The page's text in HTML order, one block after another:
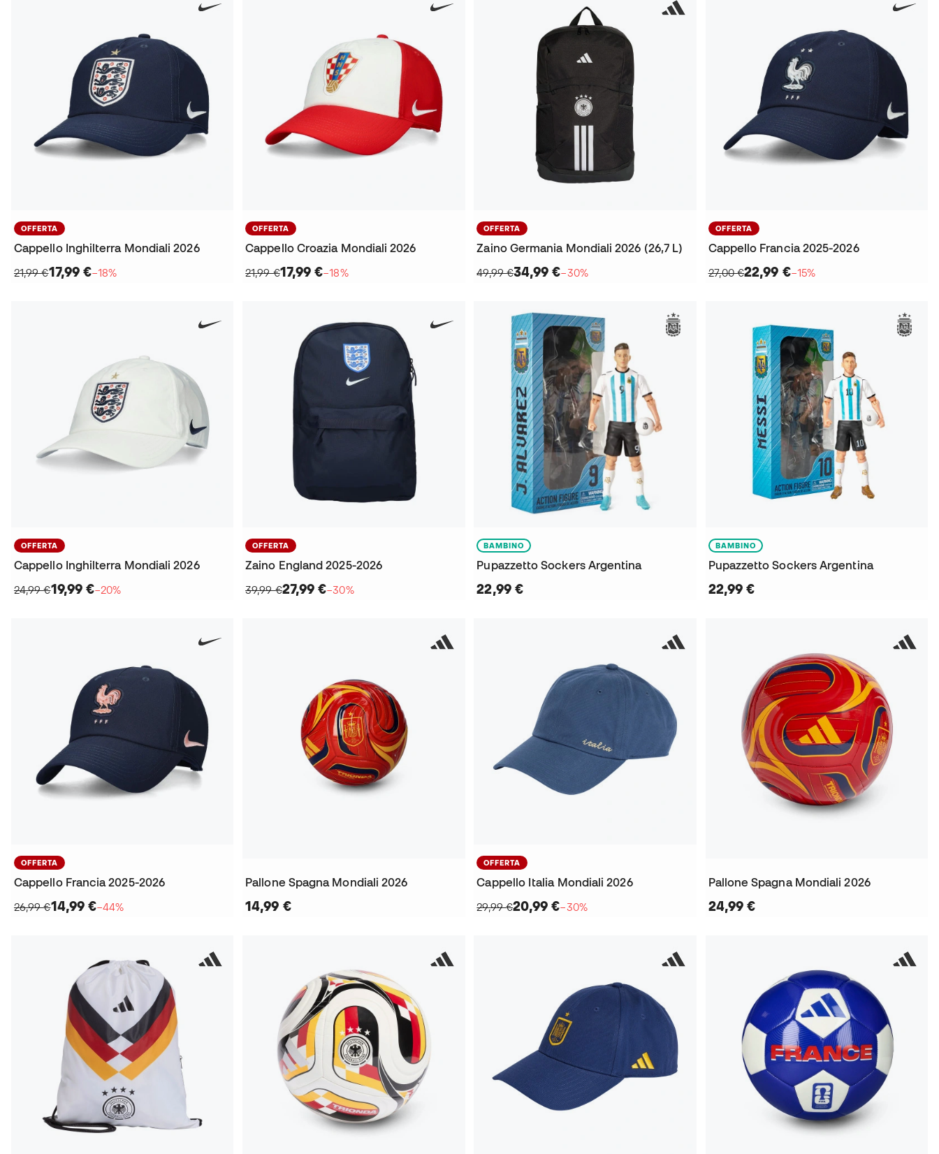
OFFERTA
Cappello Inghilterra Mondiali 2026
21,99 €17,99 €−18%
OFFERTA
Cappello Croazia Mondiali 2026
21,99 €17,99 €−18%
OFFERTA
Zaino Germania Mondiali 2026 (26,7 L)
49,99 €34,99 €−30%
OFFERTA
Cappello Francia 2025-2026
27,00 €22,99 €−15%
OFFERTA
Cappello Inghilterra Mondiali 2026
24,99 €19,99 €−20%
OFFERTA
Zaino England 2025-2026
39,99 €27,99 €−30%
BAMBINO
Pupazzetto Sockers Argentina
22,99 €
BAMBINO
Pupazzetto Sockers Argentina
22,99 €
OFFERTA
Cappello Francia 2025-2026
26,99 €14,99 €−44%
Pallone Spagna Mondiali 2026
14,99 €
OFFERTA
Cappello Italia Mondiali 2026
29,99 €20,99 €−30%
Pallone Spagna Mondiali 2026
24,99 €